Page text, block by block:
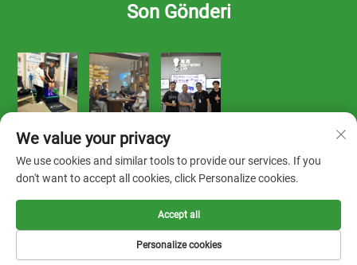
Son Gönderi
Telif hakkı © 2025 FOOTWORK LAB tarafından sahiplenilmiştir
Hakkımızda
We value your privacy
We use cookies and similar tools to provide our services. If you
don't want to accept all cookies, click Personalize cookies.
Personalize cookies
Accept all